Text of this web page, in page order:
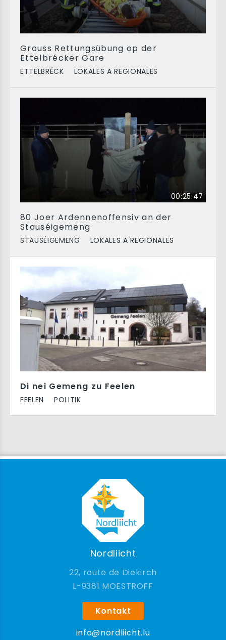
Grouss Rettungsübung op der
Ettelbrécker Gare
ETTELBRÉCK LOKALES A REGIONALES
00:25:47
80 Joer Ardennenoffensiv an der
Stauséigemeng
STAUSÉIGEMENG LOKALES A REGIONALES
Di nei Gemeng zu Feelen
FEELEN POLITIK
Nordliicht
22, route de Diekirch
9381 MOESTROFF
Kontakt
info@nordliicht.lu